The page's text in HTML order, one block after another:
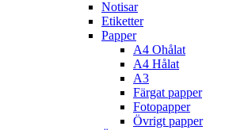
Notisar
Etiketter
Papper
A4 Ohålat
A4 Hålat
A3
Färgat papper
Fotopapper
Övrigt papper